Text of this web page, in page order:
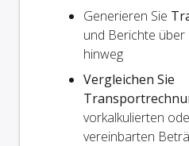
Generieren Sie
und Berichte
hinweg
Vergleichen Sie
vorkalkulierten
vereinbarten